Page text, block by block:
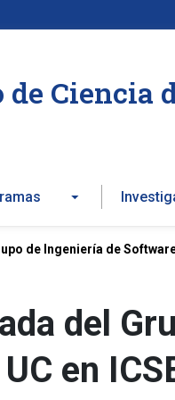
Ciencia
de Ingeniería de Software
del
en